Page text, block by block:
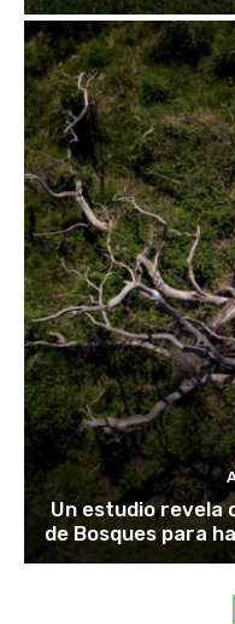
Un estudio revela
de Bosques para